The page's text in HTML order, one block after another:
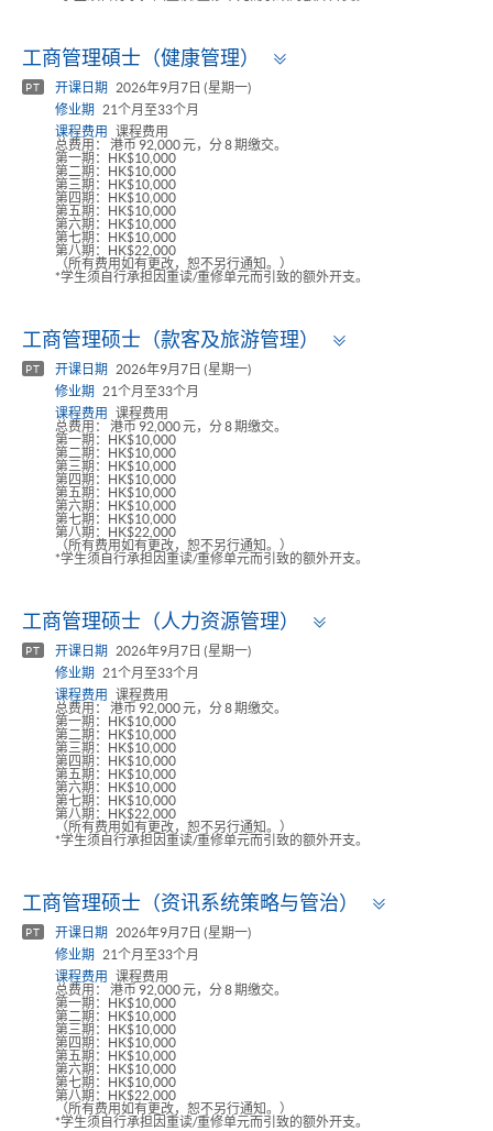
工商管理碩士（健康管理）
PT 开课日期
2026年9月7日 (星期一)
修业期
21个月至33个月
课程费用
课程费用
总费用： 港币 92,000 元，分 8 期缴交。
第一期：HK$10,000
第二期：HK$10,000
第三期：HK$10,000
第四期：HK$10,000
第五期：HK$10,000
第六期：HK$10,000
第七期：HK$10,000
第八期：HK$22,000
（所有费用如有更改，恕不另行通知。）
*学生须自行承担因重读/重修单元而引致的额外开支。
工商管理硕士（款客及旅游管理）
PT 开课日期
2026年9月7日 (星期一)
修业期
21个月至33个月
课程费用
课程费用
总费用： 港币 92,000 元，分 8 期缴交。
第一期：HK$10,000
第二期：HK$10,000
第三期：HK$10,000
第四期：HK$10,000
第五期：HK$10,000
第六期：HK$10,000
第七期：HK$10,000
第八期：HK$22,000
（所有费用如有更改，恕不另行通知。）
*学生须自行承担因重读/重修单元而引致的额外开支。
工商管理硕士（人力资源管理）
PT 开课日期
2026年9月7日 (星期一)
修业期
21个月至33个月
课程费用
课程费用
总费用： 港币 92,000 元，分 8 期缴交。
第一期：HK$10,000
第二期：HK$10,000
第三期：HK$10,000
第四期：HK$10,000
第五期：HK$10,000
第六期：HK$10,000
第七期：HK$10,000
第八期：HK$22,000
（所有费用如有更改，恕不另行通知。）
*学生须自行承担因重读/重修单元而引致的额外开支。
工商管理硕士（资讯系统策略与管治）
PT 开课日期
2026年9月7日 (星期一)
修业期
21个月至33个月
课程费用
课程费用
总费用： 港币 92,000 元，分 8 期缴交。
第一期：HK$10,000
第二期：HK$10,000
第三期：HK$10,000
第四期：HK$10,000
第五期：HK$10,000
第六期：HK$10,000
第七期：HK$10,000
第八期：HK$22,000
（所有费用如有更改，恕不另行通知。）
*学生须自行承担因重读/重修单元而引致的额外开支。